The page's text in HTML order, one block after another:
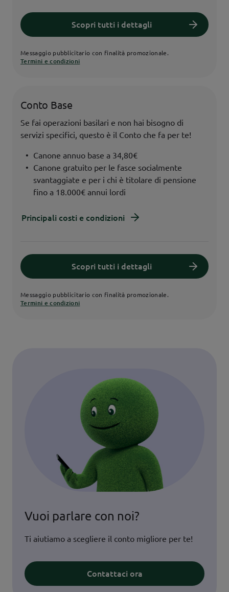
Scopri tutti i dettagli
Messaggio pubblicitario con finalità promozionale.
Termini e condizioni
Conto Base
Se fai operazioni basilari e non hai bisogno di
servizi specifici, questo è il Conto che fa per te!
Canone annuo base a 34,80€
Canone gratuito per le fasce socialmente
svantaggiate e per i chi è titolare di pensione
fino a 18.000€ annui lordi
Principali costi e condizioni
Scopri tutti i dettagli
Messaggio pubblicitario con finalità promozionale.
Termini e condizioni
Vuoi parlare con noi?
Ti aiutiamo a scegliere il conto migliore per te!
Contattaci ora